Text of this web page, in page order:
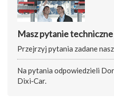
Masz pytanie
Przejrzyj pytania zadane
Na pytania odpowiedzieli
Dixi‑Car.